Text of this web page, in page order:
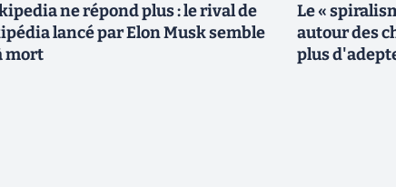
ne répond plus : le rival de
lancé par Elon Musk semble
mort
Le «
autour des
plus